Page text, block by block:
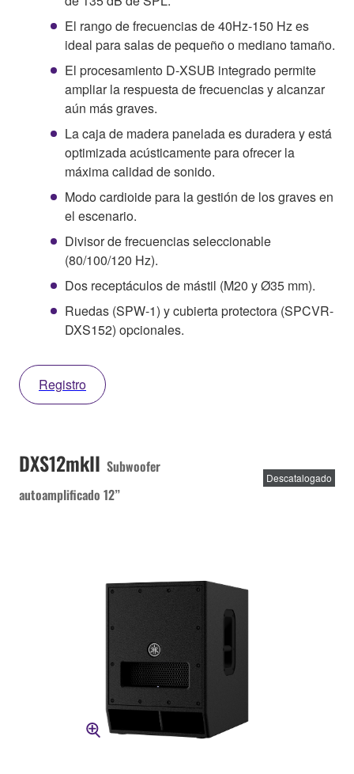
El rango de frecuencias de 40Hz-150 Hz es
ideal para salas de pequeño o mediano tamaño.
El procesamiento D-XSUB integrado permite
ampliar la respuesta de frecuencias y alcanzar
aún más graves.
La caja de madera panelada es duradera y está
optimizada acústicamente para ofrecer la
máxima calidad de sonido.
Modo cardioide para la gestión de los graves en
el escenario.
Divisor de frecuencias seleccionable
(80/100/120 Hz).
Dos receptáculos de mástil (M20 y Ø35 mm).
Ruedas (SPW-1) y cubierta protectora (SPCVR-
DXS152) opcionales.
Registro
DXS12mkII Subwoofer
autoamplificado 12”
Descatalogado